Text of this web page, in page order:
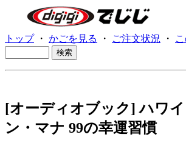
トップ・ かごを見る ・ ご注文状況 ・
[オーディオブック] ハワ
ン・マナ 99の幸運習慣